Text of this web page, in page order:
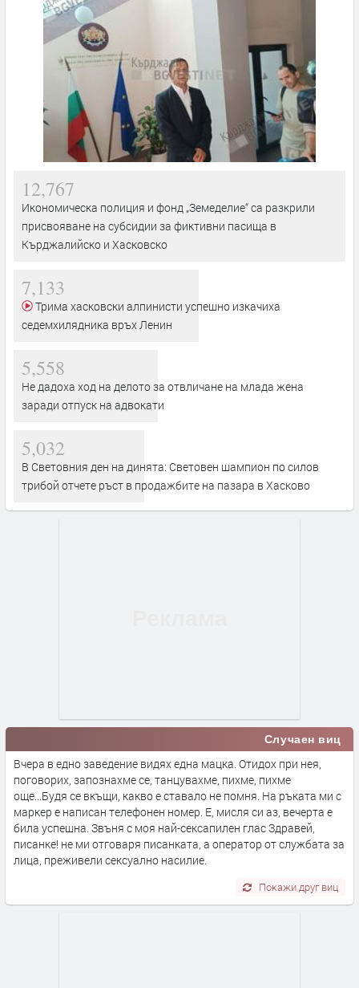
12,767
Икономическа полиция и фонд „Земеделие“ са разкрили
присвояване на субсидии за фиктивни пасища в
Кърджалийско и Хасковско
7,133
седемхилядника връх Ленин
5,558
Не дадоха ход на делото за отвличане на млада жена
заради отпуск на адвокати
5,032
В Световния ден на динята: Световен шампион по силов
трибой отчете ръст в продажбите на пазара в Хасково
Случаен виц
Вчера в едно заведение видях една мацка. Отидох при нея,
поговорих, запознахме се, танцувахме, пихме, пихме
още...Будя се вкъщи, какво е ставало не помня. На ръката ми с
маркер е написан телефонен номер. Е, мисля си аз, вечерта е
била успешна. Звъня с моя най-сексапилен глас Здравей,
писанке! не ми отговаря писанката, а оператор от службата за
лица, преживели сексуално насилие.
Покажи друг виц